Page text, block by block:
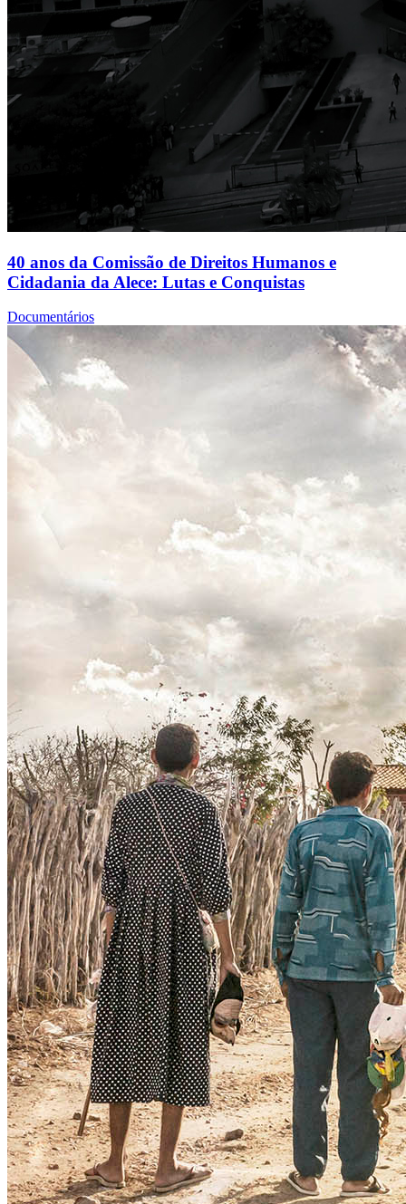
40 anos da Comissão de Direitos Humanos e
Cidadania da Alece: Lutas e Conquistas
Documentários